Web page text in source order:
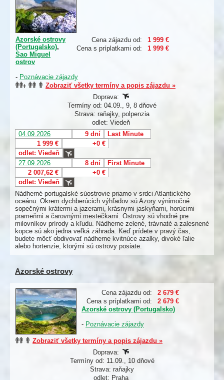
Cena zájazdu od:
1 999 €
Cena s príplatkami od:
1 999 €
Azorské ostrovy
(Portugalsko),
Sao Miguel
ostrov
- Poznávacie zájazdy
Zobraziť všetky termíny a popis zájazdu »
Doprava:
Termíny od: 04.09., 9, 8 dňové
Strava: raňajky, polpenzia
odlet: Viedeň
04.09.2026
9 dní
Last Minute
1 999 €
+0 €
odlet: Viedeň
27.09.2026
8 dní
First Minute
2 007,62 €
+0 €
odlet: Viedeň
Nádherné portugalské súostrovie priamo v srdci Atlantického
oceánu. Okrem dychberúcich výhľadov sú Azory výnimočné
sopečnými krátermi a jazerami, krásnymi jaskyňami, horúcimi
prameňmi a čarovnými mestečkami. Ostrovy sú vhodné pre
milovníkov prírody a kľudu. Nádherne zelené, trávnaté a zalesnené
kopce sú ako jedna veľká záhrada. Keď prídete v pravý čas,
budete môcť obdivovať nádherne kvitnúce azalky, divoké ľalie
alebo hortenzie, ktorými sú ostrovy posiate.
Azorské ostrovy
Cena zájazdu od:
2 679 €
Cena s príplatkami od:
2 679 €
Azorské ostrovy (Portugalsko)
- Poznávacie zájazdy
Zobraziť všetky termíny a popis zájazdu »
Doprava:
Termíny od: 11.09., 10 dňové
Strava: raňajky
odlet: Praha